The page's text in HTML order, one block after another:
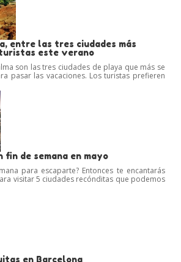
entre las tres ciudades más
este verano
son las tres ciudades de playa que más se
pasar las vacaciones. Los turistas prefieren
fin de semana en mayo
para escaparte? Entonces te encantarás
visitar 5 ciudades recónditas que podemos
en Barcelona